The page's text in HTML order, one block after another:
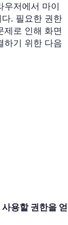
우저에서 마이
. 필요한 권한
제로 인해 화면
하기 위한 다음
용할 권한을 얻